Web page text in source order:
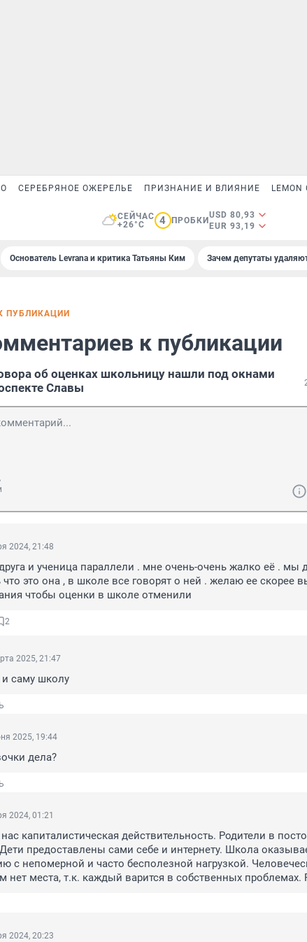
СЕРЕБРЯНОЕ ОЖЕРЕЛЬЕ ПРИЗНАНИЕ И ВЛИЯНИЕ LEMON
СЕЙЧАС
+26°C
4 ПРОБКИ
USD 80,93
EUR 93,19
Основатель Levrana и критика Татьяны Ким Зачем депутаты
ПУБЛИКАЦИИ
к публикации
об оценках школьницу нашли под окнами
Славы
2024, 21:48
и ученица параллели . мне очень-очень жалко её . мы
что это она , в школе все говорят о ней . желаю ее скорее
чтобы оценки в школе отменили
2
2025, 21:47
и саму школу
2025, 19:44
дела?
2024, 01:21
нас капиталистическая действительность. Родители в
предоставлены сами себе и интернету. Школа
с непомерной и часто бесполезной нагрузкой.
нет места, т.к. каждый варится в собственных проблемах.
2024, 20:23